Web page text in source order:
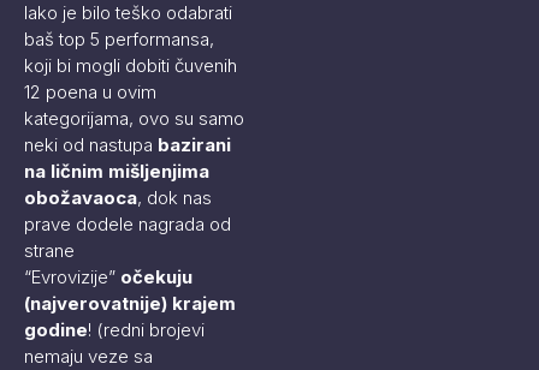
Iako je bilo teško odabrati
baš top 5 performansa,
koji bi mogli dobiti čuvenih
12 poena u ovim
kategorijama, ovo su samo
neki od nastupa bazirani
na ličnim mišljenjima
obožavaoca, dok nas
prave dodele nagrada od
strane
“Evrovizije” očekuju
(najverovatnije) krajem
godine! (redni brojevi
nemaju veze sa